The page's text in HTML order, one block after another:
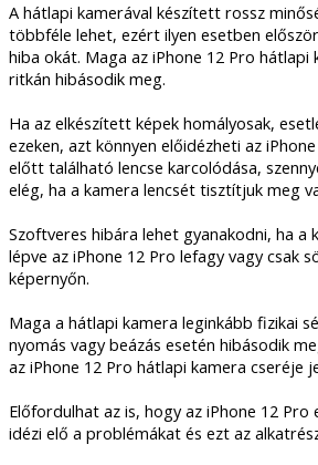
A hátlapi kamerával készített rossz
többféle lehet, ezért ilyen esetben
hiba okát. Maga az iPhone 12 Pro hátlapi
ritkán hibásodik meg.
Ha az elkészített képek homályosak,
ezeken, azt könnyen előidézheti az
előtt található lencse karcolódása,
elég, ha a kamera lencsét tisztítjuk meg
Szoftveres hibára lehet gyanakodni, ha a
lépve az iPhone 12 Pro lefagy vagy csak
képernyőn.
Maga a hátlapi kamera leginkább fizikai
nyomás vagy beázás esetén hibásodik
az iPhone 12 Pro hátlapi kamera cseréje
Előfordulhat az is, hogy az iPhone 12 Pro
idézi elő a problémákat és ezt az